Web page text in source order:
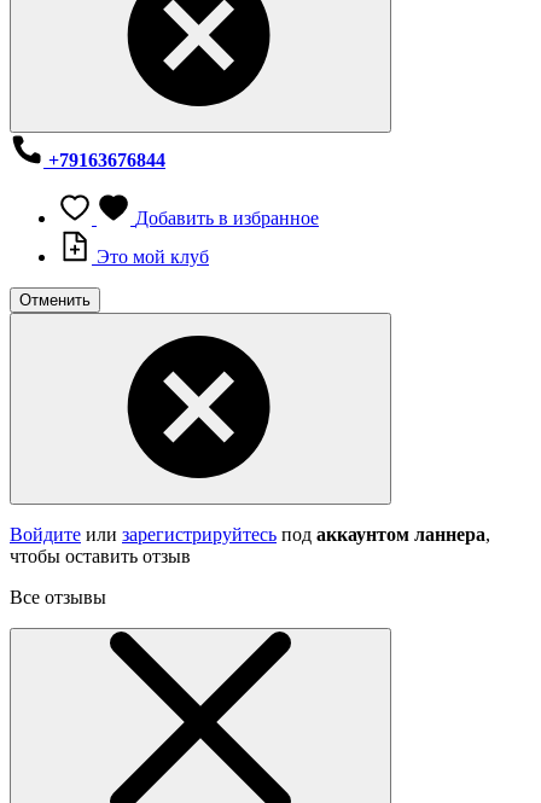
+79163676844
Добавить в избранное
Это мой клуб
Отменить
Войдите или зарегистрируйтесь под аккаунтом ланнера,
чтобы оставить отзыв
Все отзывы